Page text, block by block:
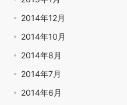
2014年12月
2014年10月
2014年8月
2014年7月
2014年6月